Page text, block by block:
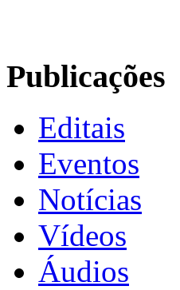
Publicações
Editais
Eventos
Notícias
Vídeos
Áudios